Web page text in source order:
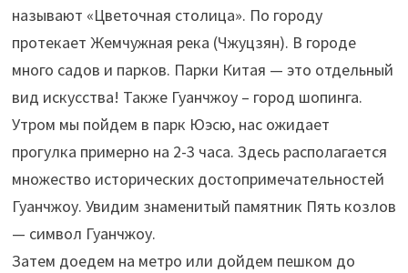
называют «Цветочная столица». По городу
протекает Жемчужная река (Чжуцзян). В городе
много садов и парков. Парки Китая — это отдельный
вид искусства! Также Гуанчжоу – город шопинга.
Утром мы пойдем в парк Юэсю, нас ожидает
прогулка примерно на 2-3 часа. Здесь располагается
множество исторических достопримечательностей
Гуанчжоу. Увидим знаменитый памятник Пять козлов
— символ Гуанчжоу.
Затем доедем на метро или дойдем пешком до